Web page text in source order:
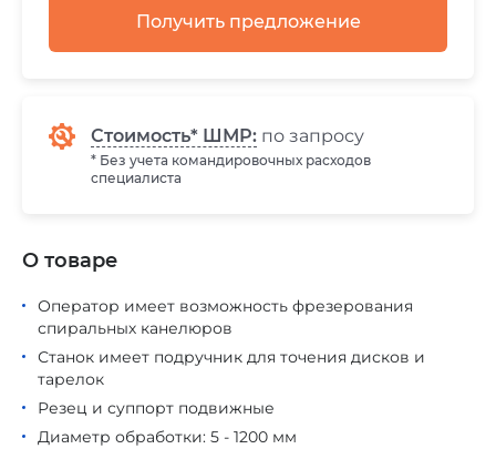
Получить предложение
Стоимость* ШМР: по запросу
* Без учета командировочных расходов
специалиста
Оператор имеет возможность фрезерования
спиральных канелюров
Станок имеет подручник для точения дисков и
тарелок
Резец и суппорт подвижные
Диаметр обработки: 5 - 1200 мм
О товаре